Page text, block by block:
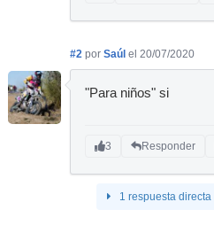
#2 por Saúl el 20/07/2020
"Para niños" si
3 Responder
1 respuesta directa